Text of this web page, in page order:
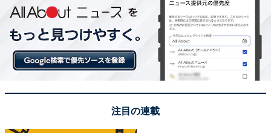
にわたる学部を有し、「日大出身」というだけで全国ど
こでも話が通じるブランド力の強さが、自慢しやすさの
決め手となっているようです。
回答者コメント
「日東駒専は一定の学歴になるためある程度自慢に
なるが、学部の幅が広いことから日本大学」(30代
注目の連載